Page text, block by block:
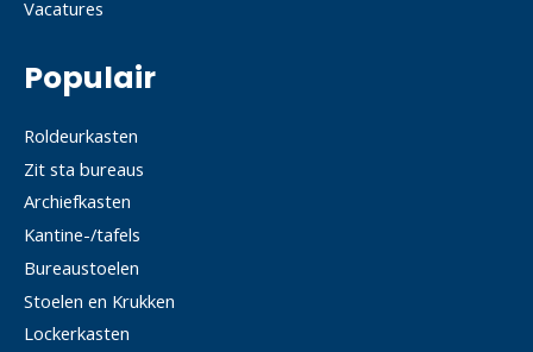
Vacatures
Populair
Roldeurkasten
Zit sta bureaus
Archiefkasten
Kantine-/tafels
Bureaustoelen
Stoelen en Krukken
Lockerkasten